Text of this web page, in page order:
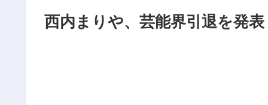
西内まりや、芸能界引退を発